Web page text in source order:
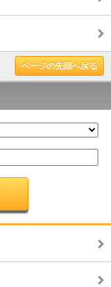
ページの先頭へ戻る